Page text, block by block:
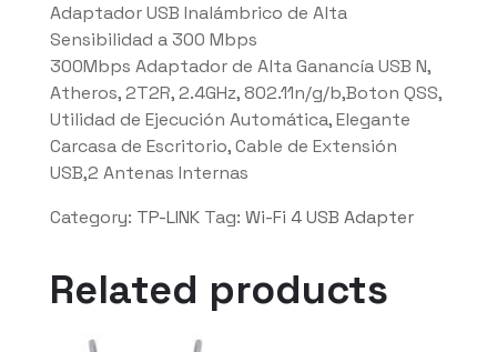
Adaptador USB Inalámbrico de Alta
Sensibilidad a 300 Mbps
300Mbps Adaptador de Alta Ganancía USB N,
Atheros, 2T2R, 2.4GHz, 802.11n/g/b,Boton QSS,
Utilidad de Ejecución Automática, Elegante
Carcasa de Escritorio, Cable de Extensión
USB,2 Antenas Internas
Category: TP-LINK Tag: Wi-Fi 4 USB Adapter
Related products